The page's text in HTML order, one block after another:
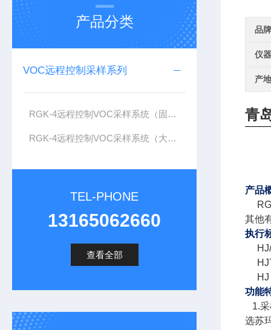
产品分类
VOC远程控制采样系列
RGK-4远程控制VOC采样系统（固定污染源）
RGK-4远程控制VOC采样系统（大气）
TEL-PHONE
13165062660
查看全部
品牌
仪
产
青
产品
其他
执行
HJ/
HJ
功能
1.
选苏